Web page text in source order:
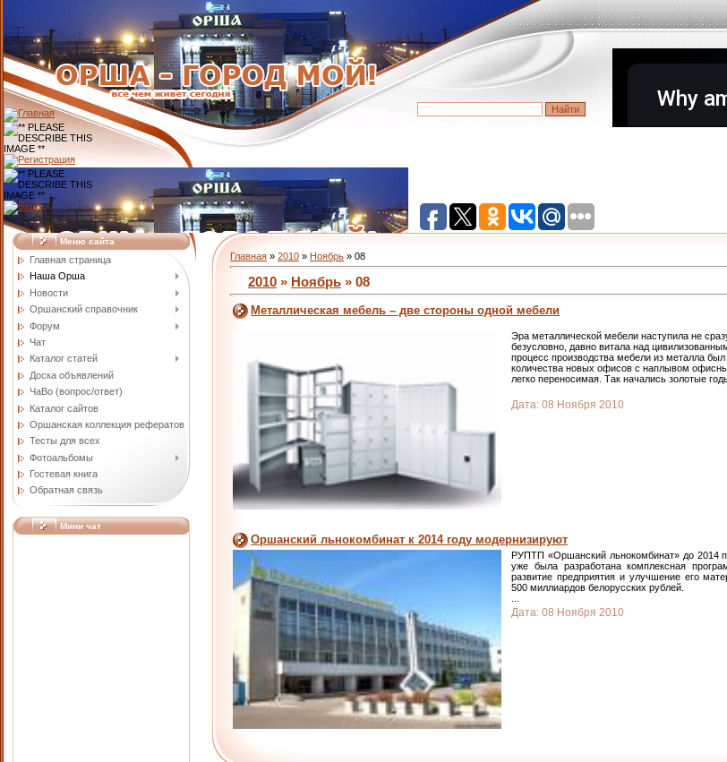
Меню сайта
Главная страница
Наша Орша
Новости
Оршанский справочник
Форум
Чат
Каталог статей
Доска объявлений
ЧаВо (вопрос/ответ)
Каталог сайтов
Оршанская коллекция рефератов
Тесты для всех
Фотоальбомы
Гостевая книга
Обратная связь
Мини чат
Главная » 2010 » Ноябрь » 08
2010 » Ноябрь » 08
Металлическая мебель – две стороны одной мебели
Эра металлической мебели наступила не
безусловно, давно витала над
процесс производства мебели из металла
количества новых офисов с наплывом
легко переносимая. Так начались золотые
Дата: 08 Ноября 2010
Оршанский льнокомбинат к 2014 году модернизируют
РУПТП «Оршанский льнокомбинат» до 2014
уже была разработана комплексная
развитие предприятия и улучшение его
500 миллиардов белорусских рублей.
Дата: 08 Ноября 2010